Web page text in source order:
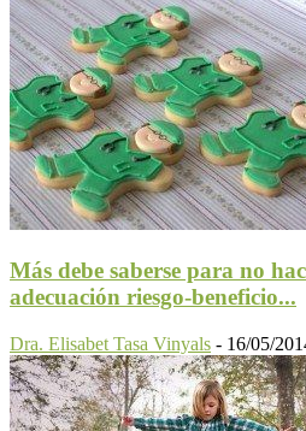
Más debe saberse para no
adecuación riesgo-beneficio...
Dra. Elisabet Tasa Vinyals - 16/05/